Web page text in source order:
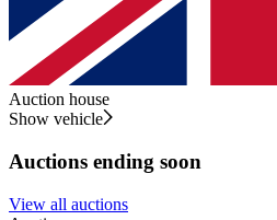
Auction house
Show vehicle
Auctions ending soon
View all auctions